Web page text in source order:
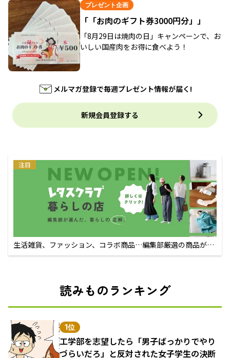
プレゼント企画
「「お肉のギフト券3000円分」」
「8月29日は焼肉の日」キャンペーンで、お
いしい国産肉をお得に食べよう！
メルマガ登録で毎週プレゼント情報が届く!
新規会員登録する
注目
生活雑貨、ファッション、コラボ商品…編集部厳選の商品が買
えるECサイト
読みものランキング
1位
工学部を志望したら「男子ばっかりでやり
づらいだろ」と反対された女子学生の決断